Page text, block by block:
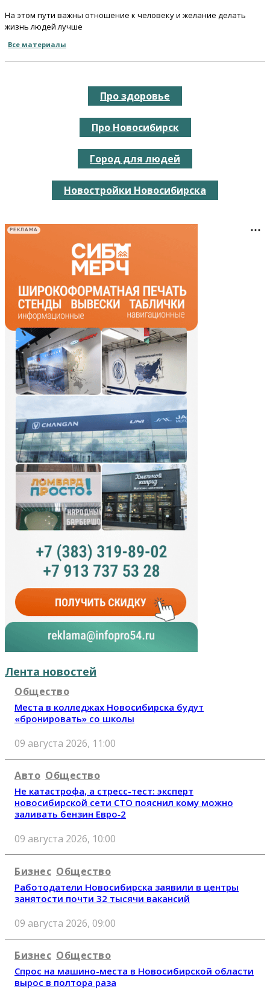
На этом пути важны отношение к человеку и желание делать
жизнь людей лучше
Все материалы
Про здоровье
Про Новосибирск
Город для людей
Новостройки Новосибирска
РЕКЛАМА
Лента новостей
Общество
Места в колледжах Новосибирска будут
«бронировать» со школы
09 августа 2026, 11:00
Авто Общество
Не катастрофа, а стресс-тест: эксперт
новосибирской сети СТО пояснил кому можно
заливать бензин Евро‑2
09 августа 2026, 10:00
Бизнес Общество
Работодатели Новосибирска заявили в центры
занятости почти 32 тысячи вакансий
09 августа 2026, 09:00
Бизнес Общество
Спрос на машино-места в Новосибирской области
вырос в полтора раза